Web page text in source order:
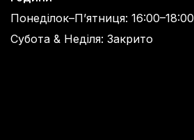
Понеділок–П’ятниця: 16:00–18:00
Субота & Неділя: Закрито